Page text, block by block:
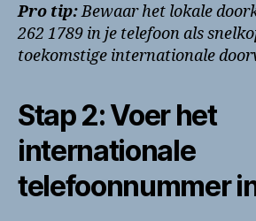
Pro tip:Bewaar het lokale
262 1789 in je telefoon als
toekomstige internationale
Stap 2: Voer het
internationale
telefoonnummer